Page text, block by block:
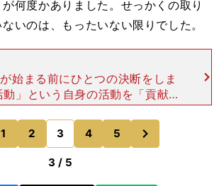
何度かありました。せっかくの取り
いのは、もったいない限りでした。
始まる前にひとつの決断をしま
」という自身の活動を「貢献」
い活動名称を『ぎふ元気活動』
。岐阜県全域で、皆を元気にし、
自分たちも元気
のページへ
1 2 3 4 5
のページへ
3 / 5